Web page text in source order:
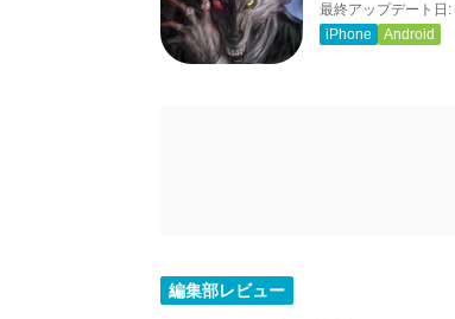
最終アップデート日:
iPhone
Android
編集部レビュー